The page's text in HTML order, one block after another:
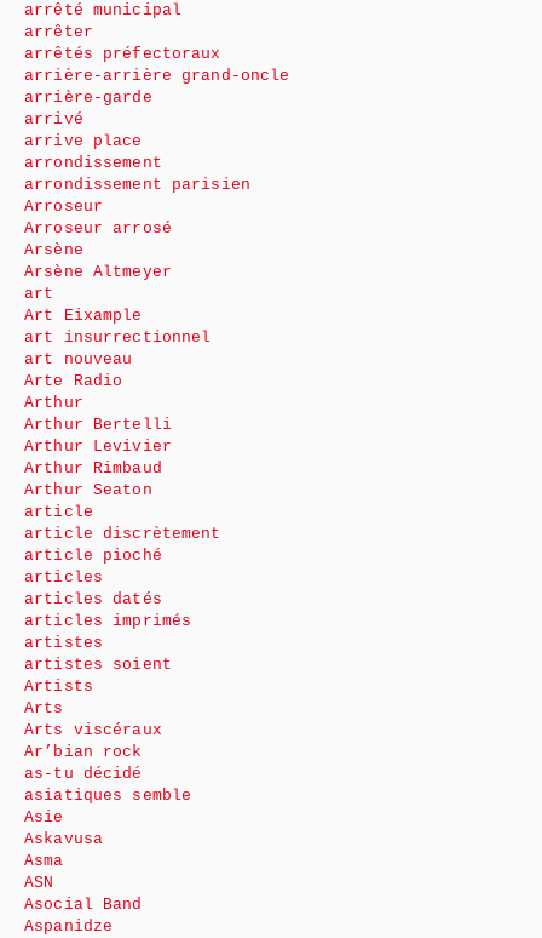
arrêté municipal
arrêter
arrêtés préfectoraux
arrière-arrière grand-oncle
arrière-garde
arrivé
arrive place
arrondissement
arrondissement parisien
Arroseur
Arroseur arrosé
Arsène
Arsène Altmeyer
art
Art Eixample
art insurrectionnel
art nouveau
Arte Radio
Arthur
Arthur Bertelli
Arthur Levivier
Arthur Rimbaud
Arthur Seaton
article
article discrètement
article pioché
articles
articles datés
articles imprimés
artistes
artistes soient
Artists
Arts
Arts viscéraux
Ar’bian rock
as-tu décidé
asiatiques semble
Asie
Askavusa
Asma
ASN
Asocial Band
Aspanidze